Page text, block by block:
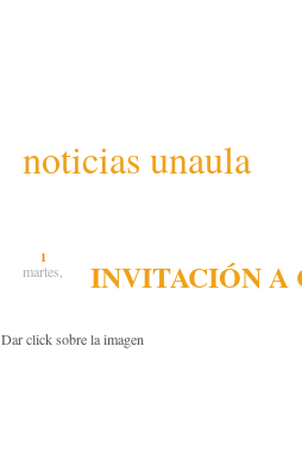
noticias unaula
1
martes, INVITACIÓN A
Dar click sobre la imagen